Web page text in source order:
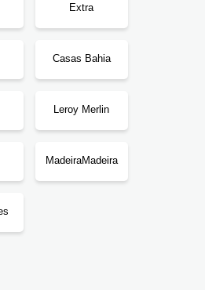
Extra
Casas Bahia
Leroy Merlin
MadeiraMadeira